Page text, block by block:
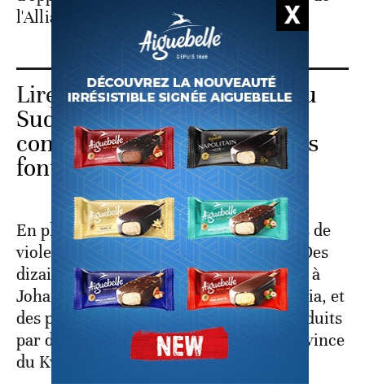
l'Alliance démocratique (DA).
Lire aussi :Vidéo. Afrique du
Sud: les violences racistes
contre les étrangers africains
font trois morts
En plus du bilan humain, les trois jours de
violences ont fait d'importants dégâts. Des
dizaines de magasins ont été vandalisés à
Johannesburg et dans la capitale Pretoria, et
des poids lourds soupçonnés d'être conduits
par des étrangers incendiés dans la province
du KwaZulu-Natal.